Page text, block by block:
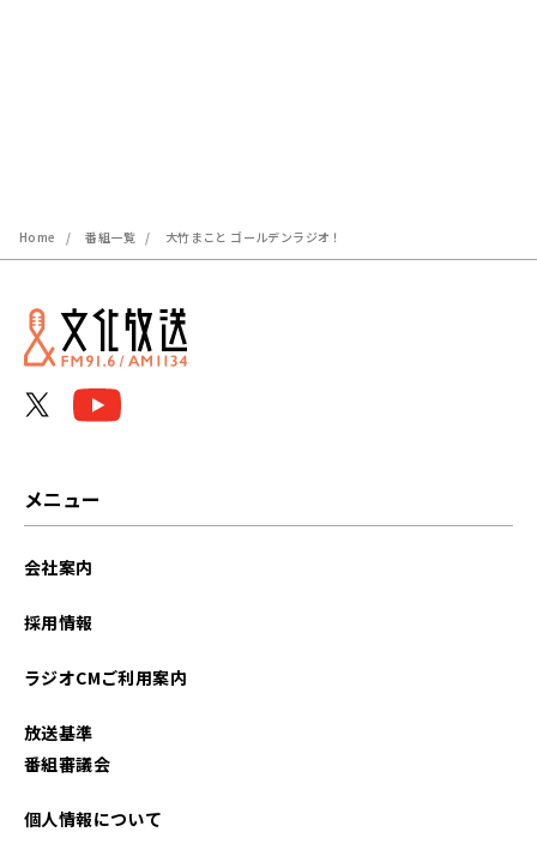
Home 番組一覧 大竹まこと ゴールデンラジオ！
メニュー
会社案内
採用情報
ラジオCMご利用案内
放送基準
番組審議会
個人情報について